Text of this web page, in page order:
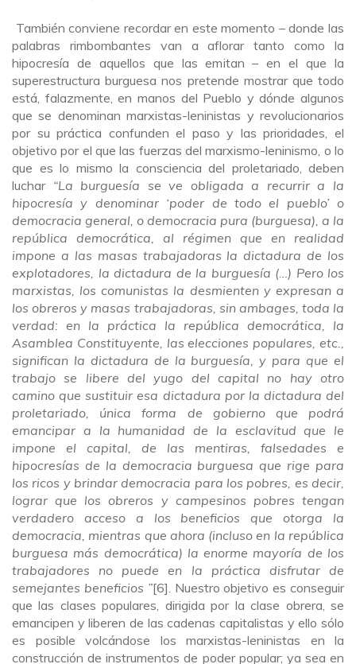
También conviene recordar en este momento – donde las
palabras rimbombantes van a aflorar tanto como la
hipocresía de aquellos que las emitan – en el que la
superestructura burguesa nos pretende mostrar que todo
está, falazmente, en manos del Pueblo y dónde algunos
que se denominan marxistas-leninistas y revolucionarios
por su práctica confunden el paso y las prioridades, el
objetivo por el que las fuerzas del marxismo-leninismo, o lo
que es lo mismo la consciencia del proletariado, deben
luchar “La burguesía se ve obligada a recurrir a la
hipocresía y denominar ‘poder de todo el pueblo’ o
democracia general, o democracia pura (burguesa), a la
república democrática, al régimen que en realidad
impone a las masas trabajadoras la dictadura de los
explotadores, la dictadura de la burguesía (…) Pero los
marxistas, los comunistas la desmienten y expresan a
los obreros y masas trabajadoras, sin ambages, toda la
verdad: en la práctica la república democrática, la
Asamblea Constituyente, las elecciones populares, etc.,
significan la dictadura de la burguesía, y para que el
trabajo se libere del yugo del capital no hay otro
camino que sustituir esa dictadura por la dictadura del
proletariado, única forma de gobierno que podrá
emancipar a la humanidad de la esclavitud que le
impone el capital, de las mentiras, falsedades e
hipocresías de la democracia burguesa que rige para
los ricos y brindar democracia para los pobres, es decir,
lograr que los obreros y campesinos pobres tengan
verdadero acceso a los beneficios que otorga la
democracia, mientras que ahora (incluso en la república
burguesa más democrática) la enorme mayoría de los
trabajadores no puede en la práctica disfrutar de
semejantes beneficios ”[6]. Nuestro objetivo es conseguir
que las clases populares, dirigida por la clase obrera, se
emancipen y liberen de las cadenas capitalistas y ello sólo
es posible volcándose los marxistas-leninistas en la
construcción de instrumentos de poder popular; ya sea en